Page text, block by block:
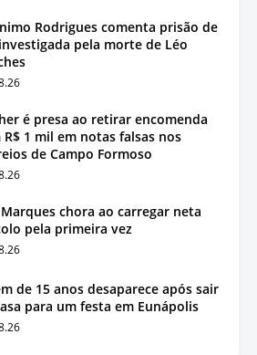
Rodrigues comenta prisão de
pela morte de Léo
é presa ao retirar encomenda
R$ 1 mil em notas falsas nos
de Campo Formoso
chora ao carregar neta
pela primeira vez
de 15 anos desaparece após sair
para um festa em Eunápolis